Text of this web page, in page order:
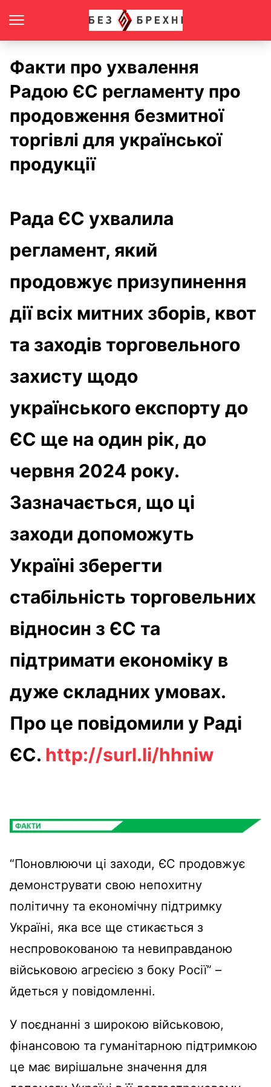
Факти про ухвалення
Радою ЄС регламенту про
продовження безмитної
торгівлі для української
продукції
Рада ЄС ухвалила
регламент, який
продовжує призупинення
дії всіх митних зборів, квот
та заходів торговельного
захисту щодо
українського експорту до
ЄС ще на один рік, до
червня 2024 року.
Зазначається, що ці
заходи допоможуть
Україні зберегти
стабільність торговельних
відносин з ЄС та
підтримати економіку в
дуже складних умовах.
Про це повідомили у Раді
ЄС. http://surl.li/hhniw
“Поновлюючи ці заходи, ЄС продовжує
демонструвати свою непохитну
політичну та економічну підтримку
Україні, яка все ще стикається з
неспровокованою та невиправданою
військовою агресією з боку Росії” –
йдеться у повідомленні.
У поєднанні з широкою військовою,
фінансовою та гуманітарною підтримкою
це має вирішальне значення для